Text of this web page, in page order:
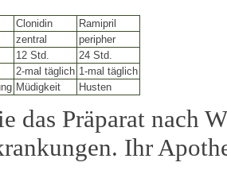
Clonidin
Ramipril
zentral
peripher
12 Std.
24 Std.
2-mal täglich 1-mal täglich
Müdigkeit Husten
das Präparat nach
Ihr